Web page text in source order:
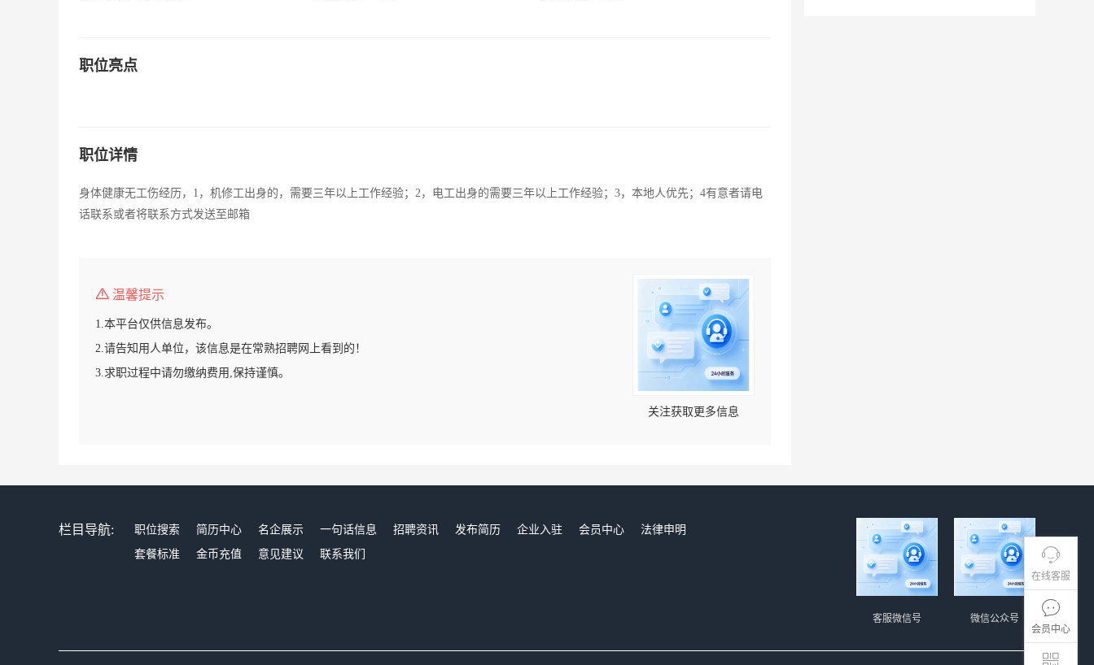
在线客服
会员中心
职位亮点
职位详情
身体健康无工伤经历，1，机修工出身的，需要三年以上工作经验；2，电工出身的需要三年以上工作经验；3，本地人优先；4有意者请电
话联系或者将联系方式发送至邮箱
温馨提示
1.本平台仅供信息发布。
2.请告知用人单位，该信息是在常熟招聘网上看到的！
3.求职过程中请勿缴纳费用,保持谨慎。
关注获取更多信息
栏目导航: 职位搜索 简历中心 名企展示 一句话信息 招聘资讯 发布简历 企业入驻 会员中心
法律申明
套餐标准
金币充值 意见建议 联系我们
微信公众号
客服微信号